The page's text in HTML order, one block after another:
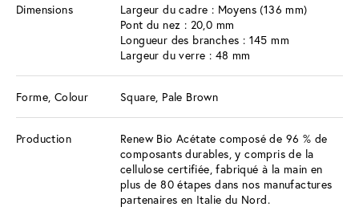
Dimensions
Largeur du cadre : Moyens (136 mm)
Pont du nez : 20,0 mm
Longueur des branches : 145 mm
Largeur du verre : 48 mm
Forme, Colour Square, Pale Brown
Production
Renew Bio Acétate composé de 96 % de
composants durables, y compris de la
cellulose certifiée, fabriqué à la main en
plus de 80 étapes dans nos manufactures
partenaires en Italie du Nord.